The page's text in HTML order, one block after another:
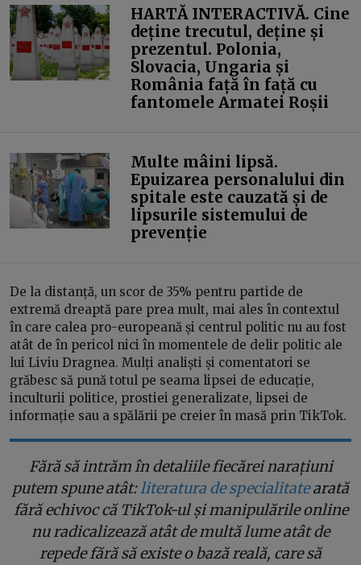
HARTĂ INTERACTIVĂ. Cine
deține trecutul, deține și
prezentul. Polonia,
Slovacia, Ungaria și
România față în față cu
fantomele Armatei Roșii
Multe mâini lipsă.
Epuizarea personalului din
spitale este cauzată și de
lipsurile sistemului de
prevenție
De la distanță, un scor de 35% pentru partide de
extremă dreaptă pare prea mult, mai ales în contextul
în care calea pro-europeană și centrul politic nu au fost
atât de în pericol nici în momentele de delir politic ale
lui Liviu Dragnea. Mulți analiști și comentatori se
grăbesc să pună totul pe seama lipsei de educație,
inculturii politice, prostiei generalizate, lipsei de
informație sau a spălării pe creier în masă prin TikTok.
Fără să intrăm în detaliile fiecărei narațiuni
putem spune atât:literatura de specialitatearată
fără echivoc că TikTok-ul și manipulările online
nu radicalizează atât de multă lume atât de
repede fără să existe o bază reală, care să